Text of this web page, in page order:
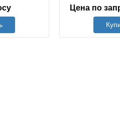
Цена по